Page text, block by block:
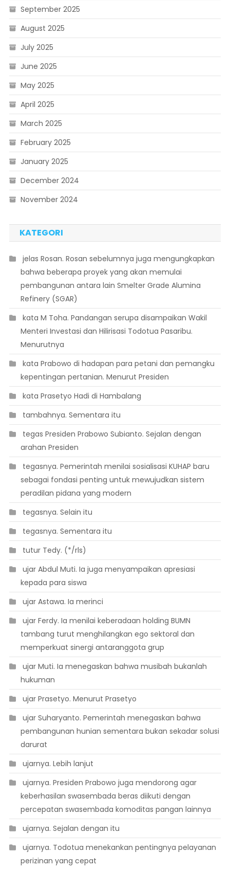
September 2025
August 2025
July 2025
June 2025
May 2025
April 2025
March 2025
February 2025
January 2025
December 2024
November 2024
KATEGORI
 jelas Rosan. Rosan sebelumnya juga mengungkapkan
bahwa beberapa proyek yang akan memulai
pembangunan antara lain Smelter Grade Alumina
Refinery (SGAR)
 kata M Toha. Pandangan serupa disampaikan Wakil
Menteri Investasi dan Hilirisasi Todotua Pasaribu.
Menurutnya
 kata Prabowo di hadapan para petani dan pemangku
kepentingan pertanian. Menurut Presiden
 kata Prasetyo Hadi di Hambalang
 tambahnya. Sementara itu
 tegas Presiden Prabowo Subianto. Sejalan dengan
arahan Presiden
 tegasnya. Pemerintah menilai sosialisasi KUHAP baru
sebagai fondasi penting untuk mewujudkan sistem
peradilan pidana yang modern
 tegasnya. Selain itu
 tegasnya. Sementara itu
 tutur Tedy. (*/rls)
 ujar Abdul Muti. Ia juga menyampaikan apresiasi
kepada para siswa
 ujar Astawa. Ia merinci
 ujar Ferdy. Ia menilai keberadaan holding BUMN
tambang turut menghilangkan ego sektoral dan
memperkuat sinergi antaranggota grup
 ujar Muti. Ia menegaskan bahwa musibah bukanlah
hukuman
 ujar Prasetyo. Menurut Prasetyo
 ujar Suharyanto. Pemerintah menegaskan bahwa
pembangunan hunian sementara bukan sekadar solusi
darurat
 ujarnya. Lebih lanjut
 ujarnya. Presiden Prabowo juga mendorong agar
keberhasilan swasembada beras diikuti dengan
percepatan swasembada komoditas pangan lainnya
 ujarnya. Sejalan dengan itu
 ujarnya. Todotua menekankan pentingnya pelayanan
perizinan yang cepat